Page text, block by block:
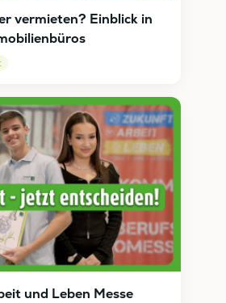
vermieten? Einblick in
und Leben Messe